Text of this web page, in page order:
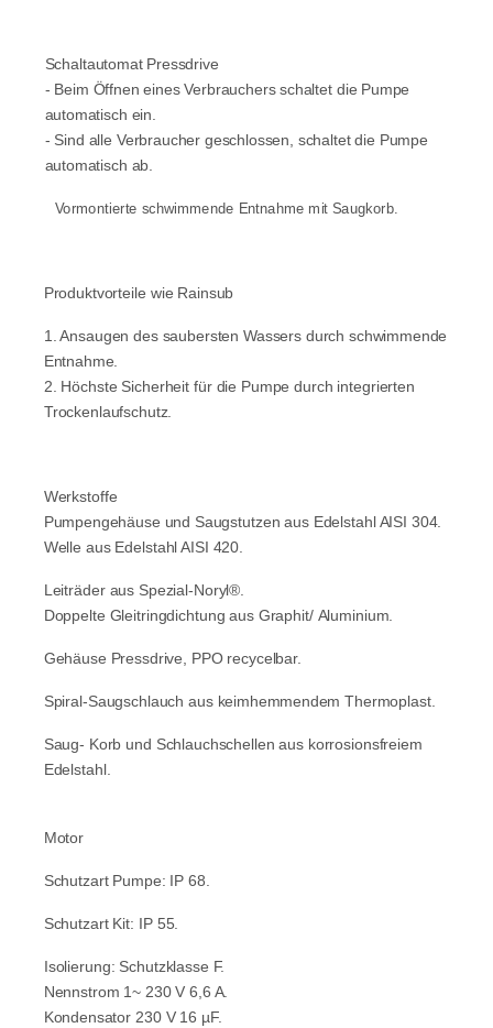
Schaltautomat Pressdrive
- Beim Öffnen eines Verbrauchers schaltet die Pumpe
automatisch ein.
- Sind alle Verbraucher geschlossen, schaltet die Pumpe
automatisch ab.
Vormontierte schwimmende Entnahme mit Saugkorb.
Produktvorteile wie Rainsub
1. Ansaugen des saubersten Wassers durch schwimmende
Entnahme.
2. Höchste Sicherheit für die Pumpe durch integrierten
Trockenlaufschutz.
Werkstoffe
Pumpengehäuse und Saugstutzen aus Edelstahl AISI 304.
Welle aus Edelstahl AISI 420.
Leiträder aus Spezial-Noryl®.
Doppelte Gleitringdichtung aus Graphit/ Aluminium.
Gehäuse Pressdrive, PPO recycelbar.
Spiral-Saugschlauch aus keimhemmendem Thermoplast.
Saug- Korb und Schlauchschellenaus korrosionsfreiem
Edelstahl.
Motor
Schutzart Pumpe: IP 68.
Schutzart Kit: IP 55.
Isolierung: Schutzklasse F.
Nennstrom 1~ 230 V 6,6 A.
Kondensator 230 V 16 µF.